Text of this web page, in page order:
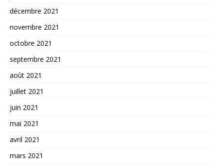
décembre 2021
novembre 2021
octobre 2021
septembre 2021
août 2021
juillet 2021
juin 2021
mai 2021
avril 2021
mars 2021